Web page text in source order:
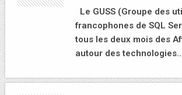
Le GUSS (Groupe des
francophones de SQL
tous les deux mois des
autour des